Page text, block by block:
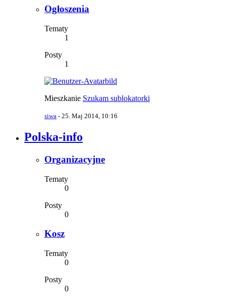
Ogłoszenia
Tematy
1
Posty
1
Mieszkanie Szukam sublokatorki
siwa - 25. Maj 2014, 10:16
Polska-info
Organizacyjne
Tematy
0
Posty
0
Kosz
Tematy
0
Posty
0